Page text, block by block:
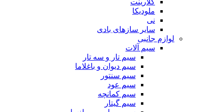
ملودیکا
نی
سایر سازهای بادی
لوازم جانبی
سیم آلات
سیم تار و سه تار
سیم دیوان و باغلاما
سیم سنتور
سیم عود
سیم کمانچه
سیم گیتار